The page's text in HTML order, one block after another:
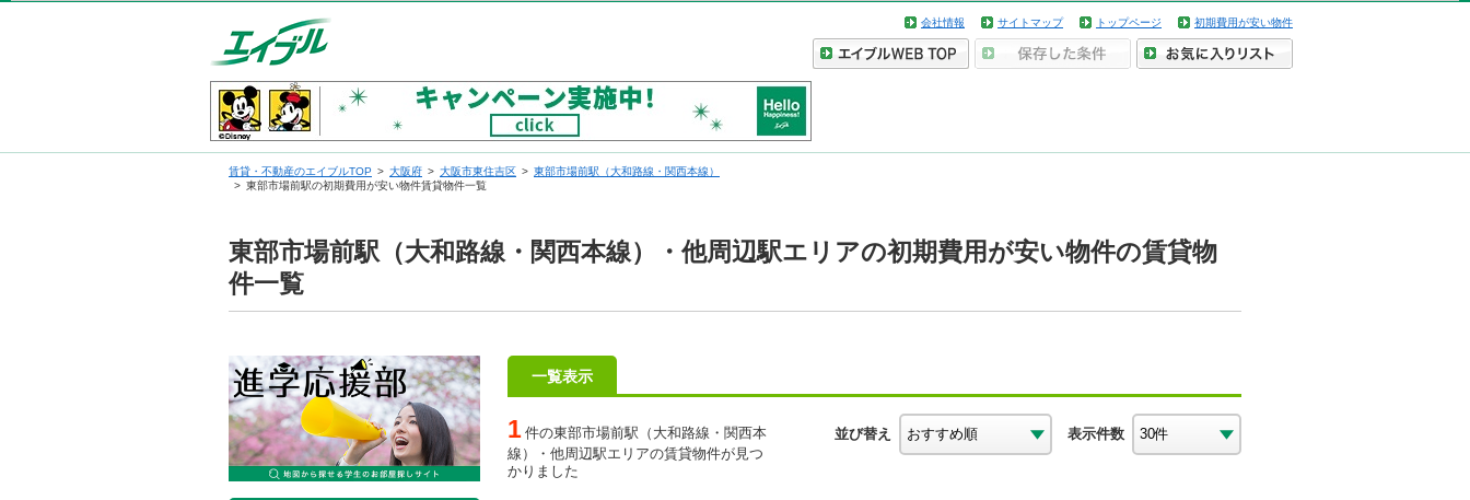
会社情報 サイトマップ トップページ 初期費用が安い物件
賃貸・不動産のエイブルTOP 大阪府 大阪市東住吉区
東部市場前駅（大和路線・関西本線）
東部市場前駅の初期費用が安い物件賃貸物件一覧
東部市場前駅（大和路線・関西本線）・他周辺駅エリアの初期費用が安い物件の賃貸物
件一覧
一覧表示
1 件の東部市場前駅（大和路線・関西本
線）・他周辺駅エリアの賃貸物件が見つ
かりました
並び替え 表示件数